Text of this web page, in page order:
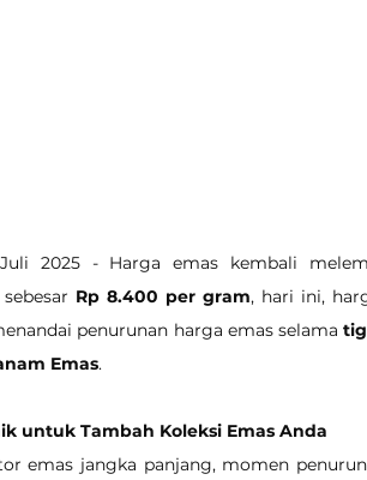
2025 - Harga emas kembali
Rp 8.400 per gram, hari ini,
penurunan harga emas selama
Emas.
untuk Tambah Koleksi Emas Anda
emas jangka panjang, momen